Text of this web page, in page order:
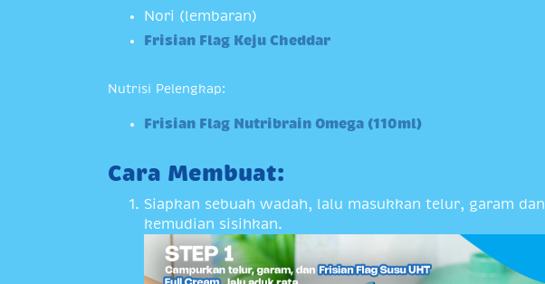
Nori (lembaran)
Frisian Flag Keju Cheddar
Nutrisi Pelengkap:
Frisian Flag Nutribrain Omega (110ml)
Cara Membuat:
Siapkan sebuah wadah, lalu masukkan telur, garam dan
kemudian sisihkan.